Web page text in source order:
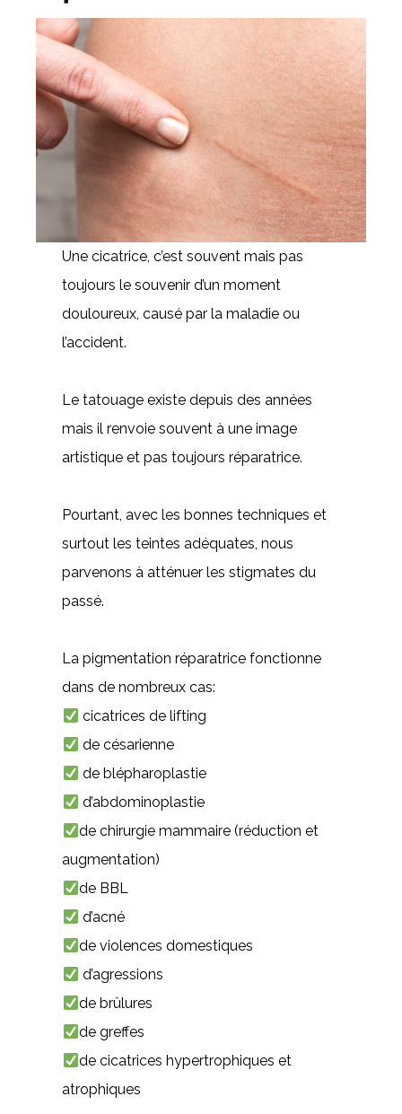
Une cicatrice, c’est souvent mais pas
toujours le souvenir d’un moment
douloureux, causé par la maladie ou
l’accident.
Le tatouage existe depuis des années
mais il renvoie souvent à une image
artistique et pas toujours réparatrice.
Pourtant, avec les bonnes techniques et
surtout les teintes adéquates, nous
parvenons à atténuer les stigmates du
passé.
La pigmentation réparatrice fonctionne
dans de nombreux cas:
cicatrices de lifting
de césarienne
de blépharoplastie
d’abdominoplastie
de chirurgie mammaire (réduction et
augmentation)
de BBL
d’acné
de violences domestiques
d’agressions
de brûlures
de greffes
de cicatrices hypertrophiques et
atrophiques